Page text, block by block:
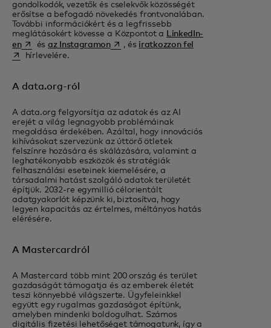
gondolkodók, vezetők és cselekvők közösségét
erősítse a befogadó növekedés frontvonalában.
További információkért és a legfrissebb
meglátásokért kövesse a Központot a LinkedIn-
enopens in a new tab
ésaz Instagramonopens in a new tab
, és iratkozzon fel opens in a new tab
hírlevelére.
A data.org-ról
A data.org felgyorsítja az adatok és az AI
erejét a világ legnagyobb problémáinak
megoldása érdekében. Azáltal, hogy innovációs
kihívásokat szervezünk az úttörő ötletek
felszínre hozására és skálázására, valamint a
leghatékonyabb eszközök és stratégiák
felhasználási eseteinek kiemelésére, a
társadalmi hatást szolgáló adatok területét
építjük. 2032-re egymillió célorientált
adatgyakorlót képzünk ki, biztosítva, hogy
legyen kapacitás az értelmes, méltányos hatás
elérésére.
A Mastercardról
A Mastercard több mint 200 ország és terület
gazdaságát támogatja és az emberek életét
teszi könnyebbé világszerte. Ügyfeleinkkel
együtt egy rugalmas gazdaságot építünk,
amelyben mindenki boldogulhat. Számos
digitális fizetési lehetőséget támogatunk, így a